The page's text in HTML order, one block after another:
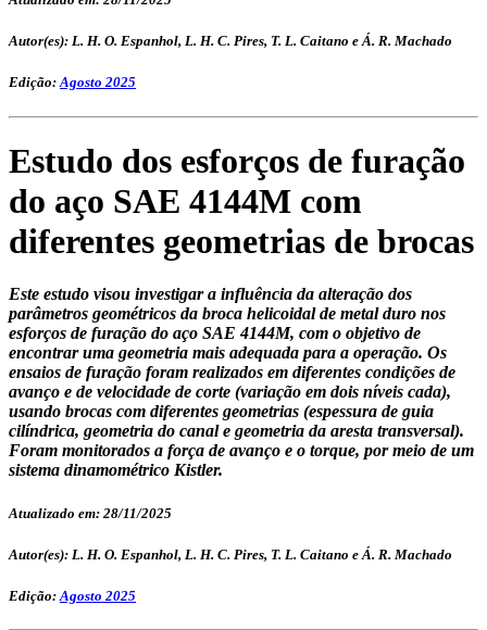
Autor(es): L. H. O. Espanhol, L. H. C. Pires, T. L. Caitano e Á. R. Machado
Edição:Agosto 2025
Estudo dos esforços de furação
do aço SAE 4144M com
diferentes geometrias de brocas
Este estudo visou investigar a influência da alteração dos
parâmetros geométricos da broca helicoidal de metal duro nos
esforços de furação do aço SAE 4144M, com o objetivo de
encontrar uma geometria mais adequada para a operação. Os
ensaios de furação foram realizados em diferentes condições de
avanço e de velocidade de corte (variação em dois níveis cada),
usando brocas com diferentes geometrias (espessura de guia
cilíndrica, geometria do canal e geometria da aresta transversal).
Foram monitorados a força de avanço e o torque, por meio de um
sistema dinamométrico Kistler.
Atualizado em: 28/11/2025
Autor(es): L. H. O. Espanhol, L. H. C. Pires, T. L. Caitano e Á. R. Machado
Edição: Agosto 2025